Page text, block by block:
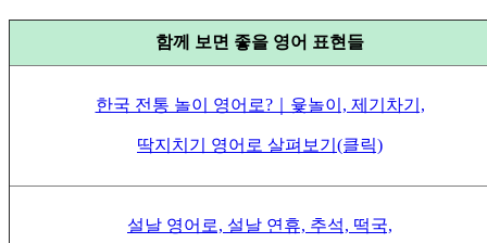
함께 보면 좋을 영어 표현들
한국 전통 놀이 영어로?｜윷놀이, 제기차기,
딱지치기 영어로 살펴보기(클릭)
설날 영어로, 설날 연휴, 추석, 떡국,